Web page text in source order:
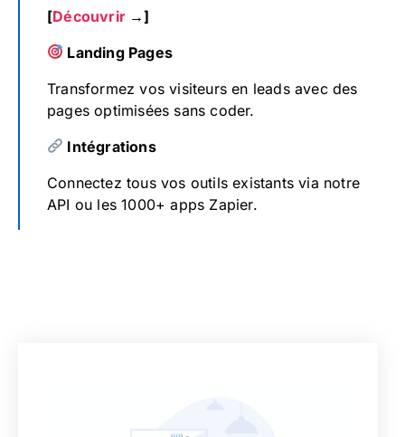
[Découvrir →]
Landing Pages
Transformez vos visiteurs en leads avec des
pages optimisées sans coder.
Intégrations
Connectez tous vos outils existants via notre
API ou les 1000+ apps Zapier.